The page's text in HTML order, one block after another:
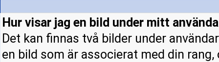
Hur visar jag en bild under mitt
Det kan finnas två bilder under
en bild som är associerat med din